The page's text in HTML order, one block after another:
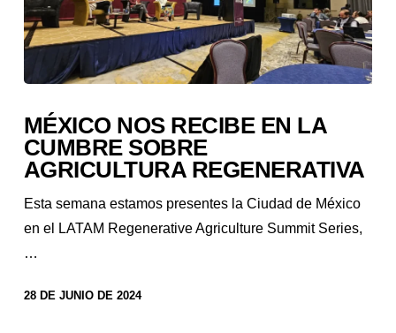
MÉXICO NOS RECIBE EN LA
CUMBRE SOBRE
AGRICULTURA REGENERATIVA
Esta semana estamos presentes la Ciudad de México
en el LATAM Regenerative Agriculture Summit Series,
…
28 DE JUNIO DE 2024